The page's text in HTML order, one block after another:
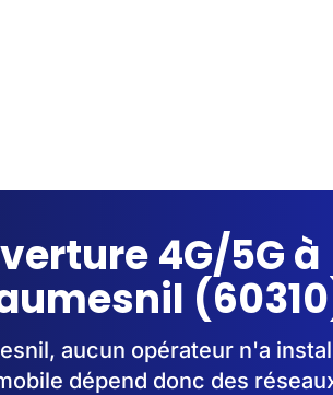
4G/5G à
aucun opérateur n'a
dépend donc des